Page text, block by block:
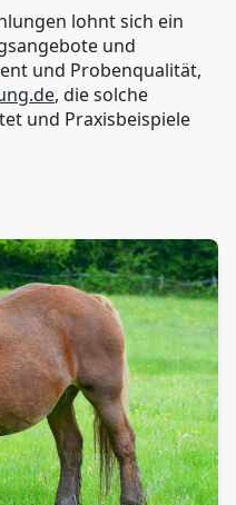
lohnt sich ein
und
und Probenqualität,
, die solche
und Praxisbeispiele